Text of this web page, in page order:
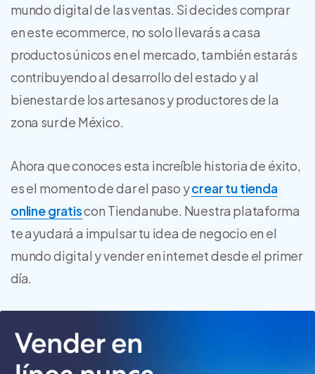
mundo digital de las ventas. Si decides comprar
en este ecommerce, no solo llevarás a casa
productos únicos en el mercado, también estarás
contribuyendo al desarrollo del estado y al
bienestar de los artesanos y productores de la
zona sur de México.
Ahora que conoces esta increíble historia de éxito,
es el momento de dar el paso ycrear tu tienda
online gratiscon Tiendanube. Nuestra plataforma
te ayudará a impulsar tu idea de negocio en el
mundo digital y vender en internet desde el primer
día.